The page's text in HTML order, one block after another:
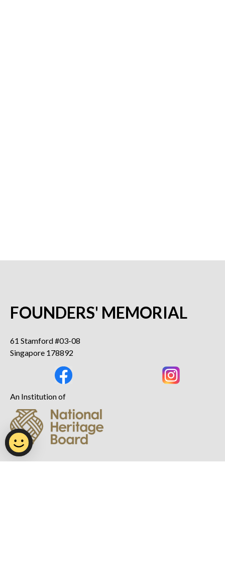
FOUNDERS' MEMORIAL
61 Stamford #03-08
Singapore 178892
An Institution of